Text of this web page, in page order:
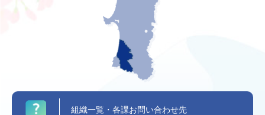
組織一覧・各課お問い合わせ先